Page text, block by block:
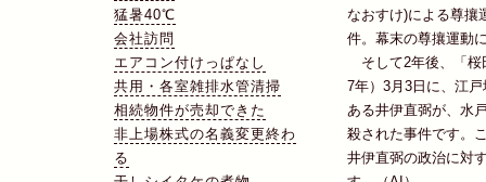
猛暑40℃
会社訪問
エアコン付けっぱなし
共用・各室雑排水管清掃
相続物件が売却できた
非上場株式の名義変更終わ
る
なおすけ)による尊攘
件。幕末の尊攘運動
そして2年後、「桜
7年）3月3日に、江
ある井伊直弼が、水
殺された事件です。
井伊直弼の政治に対